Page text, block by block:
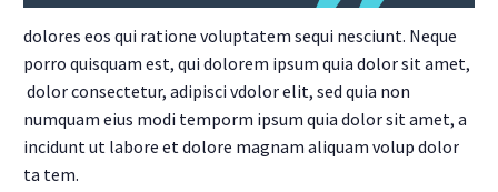
dolores eos qui ratione voluptatem sequi nesciunt. Neque
porro quisquam est, qui dolorem ipsum quia dolor sit amet,
dolor consectetur, adipisci vdolor elit, sed quia non
numquam eius modi temporm ipsum quia dolor sit amet, a
incidunt ut labore et dolore magnam aliquam volup dolor
ta tem.